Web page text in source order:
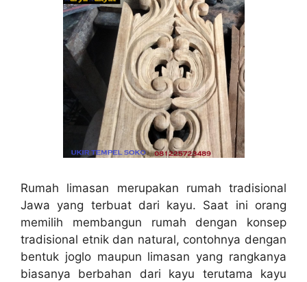
Rumah limasan merupakan rumah tradisional
Jawa yang terbuat dari kayu. Saat ini orang
memilih membangun rumah dengan konsep
tradisional etnik dan natural, contohnya dengan
bentuk joglo maupun limasan yang rangkanya
biasanya berbahan dari kayu terutama kayu